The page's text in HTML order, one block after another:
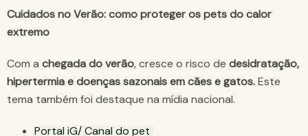
Cuidados no Verão: como proteger os pets do calor
extremo
Com a chegada do verão, cresce o risco de desidratação,
hipertermia e doenças sazonais em cães e gatos.Este
tema também foi destaque na mídia nacional.
Portal iG/ Canal do pet